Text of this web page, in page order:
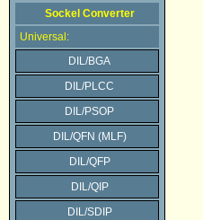
Sockel Converter
Universal:
DIL/BGA
DIL/PLCC
DIL/PSOP
DIL/QFN (MLF)
DIL/QFP
DIL/QIP
DIL/SDIP